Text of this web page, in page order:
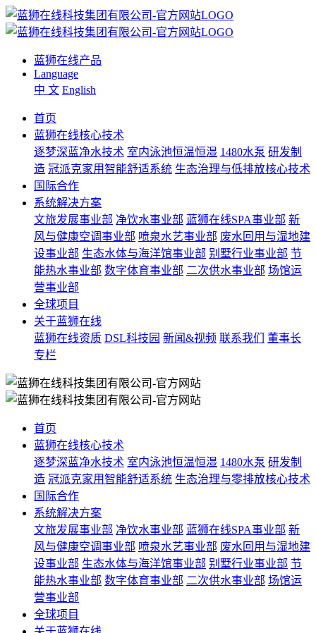
蓝狮在线产品
Language
中 文 English
首页
蓝狮在线核心技术
逐梦深蓝净水技术 室内泳池恒温恒湿 1480水泵 研发制
造 冠派克家用智能舒适系统 生态治理与低排放核心技术
国际合作
系统解决方案
文旅发展事业部 净饮水事业部 蓝狮在线SPA事业部 新
风与健康空调事业部 喷泉水艺事业部 废水回用与湿地建
设事业部 生态水体与海洋馆事业部 别墅行业事业部 节
能热水事业部 数字体育事业部 二次供水事业部 场馆运
营事业部
全球项目
关于蓝狮在线
蓝狮在线资质 DSL科技园 新闻&视频 联系我们
董事长
专栏
首页
蓝狮在线核心技术
逐梦深蓝净水技术 室内泳池恒温恒湿 1480水泵 研发制
造 冠派克家用智能舒适系统 生态治理与零排放核心技术
国际合作
系统解决方案
文旅发展事业部 净饮水事业部 蓝狮在线SPA事业部 新
风与健康空调事业部 喷泉水艺事业部 废水回用与湿地建
设事业部 生态水体与海洋馆事业部 别墅行业事业部 节
能热水事业部 数字体育事业部 二次供水事业部 场馆运
营事业部
全球项目